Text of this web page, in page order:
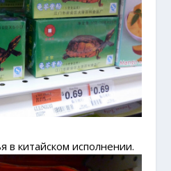
в китайском исполнении.